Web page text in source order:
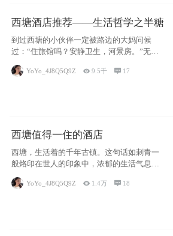
西塘酒店推荐——生活哲学之半糖
到过西塘的小伙伴一定被路边的大妈问候
过：“住旅馆吗？安静卫生，河景房。”无意
YoYo_4J8Q5Q9Z 9.5千  17
西塘值得一住的酒店
西塘，生活着的千年古镇。这句话如刺青一
般烙印在世人的印象中，浓郁的生活气息，
小桥流水
YoYo_4J8Q5Q9Z  1.4万  18